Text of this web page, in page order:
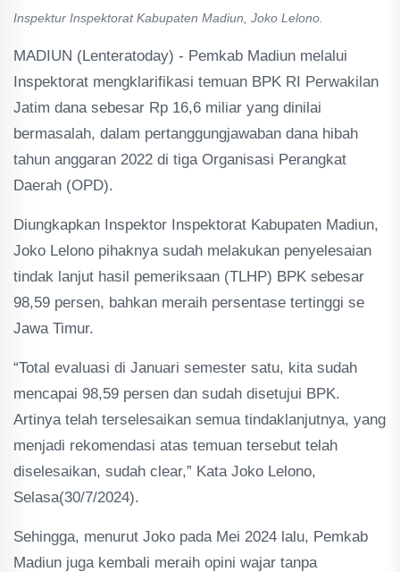
Inspektur Inspektorat Kabupaten Madiun, Joko Lelono.
MADIUN (Lenteratoday) - Pemkab Madiun melalui
Inspektorat mengklarifikasi temuan BPK RI Perwakilan
Jatim dana sebesar Rp 16,6 miliar yang dinilai
bermasalah, dalam pertanggungjawaban dana hibah
tahun anggaran 2022 di tiga Organisasi Perangkat
Daerah (OPD).
Diungkapkan Inspektor Inspektorat Kabupaten Madiun,
Joko Lelono pihaknya sudah melakukan penyelesaian
tindak lanjut hasil pemeriksaan (TLHP) BPK sebesar
98,59 persen, bahkan meraih persentase tertinggi se
Jawa Timur.
“Total evaluasi di Januari semester satu, kita sudah
mencapai 98,59 persen dan sudah disetujui BPK.
Artinya telah terselesaikan semua tindaklanjutnya, yang
menjadi rekomendasi atas temuan tersebut telah
diselesaikan, sudah clear,” Kata Joko Lelono,
Selasa(30/7/2024).
Sehingga, menurut Joko pada Mei 2024 lalu, Pemkab
Madiun juga kembali meraih opini wajar tanpa